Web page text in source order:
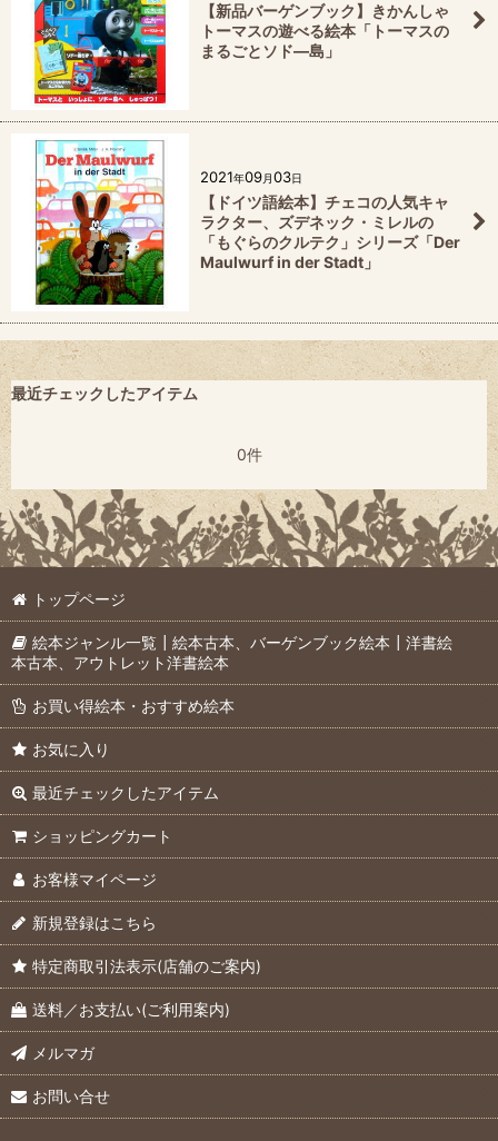
【新品バーゲンブック】きかんしゃ
トーマスの遊べる絵本「トーマスの
まるごとソド―島」
2021年09月03日
【ドイツ語絵本】チェコの人気キャ
ラクター、ズデネック・ミレルの
「もぐらのクルテク」シリーズ「Der
Maulwurf in der Stadt」
最近チェックしたアイテム
0件
トップページ
絵本ジャンル一覧┃絵本古本、バーゲンブック絵本┃洋書絵
本古本、アウトレット洋書絵本
お買い得絵本・おすすめ絵本
お気に入り
最近チェックしたアイテム
ショッピングカート
お客様マイページ
新規登録はこちら
特定商取引法表示(店舗のご案内)
送料／お支払い(ご利用案内)
メルマガ
お問い合せ